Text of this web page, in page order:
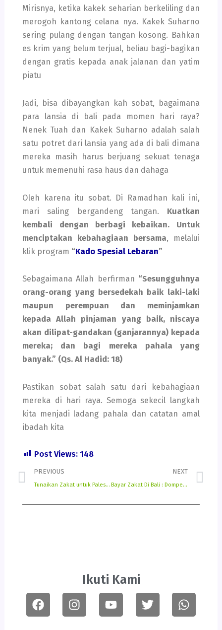
Mirisnya, ketika kakek seharian berkeliling dan
merogoh kantong celana nya. Kakek Suharno
sering pulang dengan tangan kosong. Bahkan
es krim yang belum terjual, beliau bagi-bagikan
dengan gratis kepada anak jalanan dan yatim
piatu
Jadi, bisa dibayangkan kah sobat, bagaimana
para lansia di bali pada momen hari raya?
Nenek Tuah dan Kakek Suharno adalah salah
satu potret dari lansia yang ada di bali dimana
mereka masih harus berjuang sekuat tenaga
untuk memenuhi rasa haus dan dahaga
Oleh karena itu sobat. Di Ramadhan kali ini,
mari saling bergandeng tangan. Kuatkan
kembali dengan berbagi kebaikan. Untuk
menciptakan kebahagiaan bersama, melalui
klik program “Kado Spesial Lebaran”
Sebagaimana Allah berfirman “Sesungguhnya
orang-orang yang bersedekah baik laki-laki
maupun perempuan dan meminjamkan
kepada Allah pinjaman yang baik, niscaya
akan dilipat-gandakan (ganjarannya) kepada
mereka; dan bagi mereka pahala yang
banyak.” (Qs. Al Hadid: 18)
Pastikan sobat salah satu dari kebahagiaan
mereka di hari raya. Semoga sekecil langkah
kita menjadi ladang pahala dan catatan amal
ibadah kita
Post Views: 148
Prev
PREVIOUS
Tunaikan Zakat untuk Palestina
NEXT
Bayar Zakat Di Bali : Dompet Sosial Madani (Bali) Buka Sampai Malam Setiap Hari
Ikuti Kami
FacebookInstagramYoutubeTwitter